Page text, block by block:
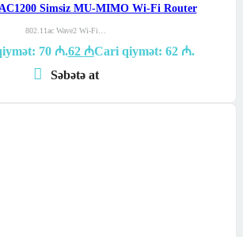
Simsiz MU-MIMO Wi-Fi Router
802.11ac Wave2 Wi-Fi…
70 ₼.62 ₼Cari qiymət: 62 ₼.
Səbətə at